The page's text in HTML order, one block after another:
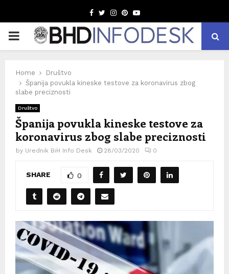
Facebook
TwitterInstagram
Pinterest
Youtube
PRIMARY
Home
Društvo
Španija povukla kineske testove za koronavirus zbog
slabe preciznosti
Društvo
Španija povukla kineske testove za
koronavirus zbog slabe preciznosti
by Urednik BiH Info Desk 28/03/2020 0
SHARE 0